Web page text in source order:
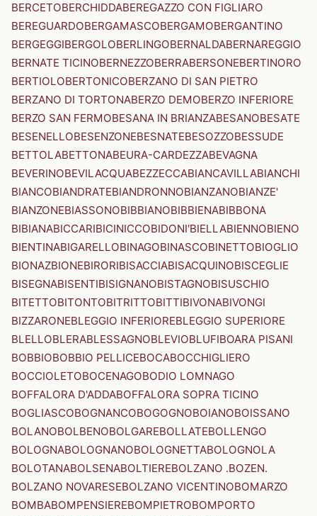
BERCETOBERCHIDDABEREGAZZO CON FIGLIARO
BEREGUARDOBERGAMASCOBERGAMOBERGANTINO
BERGEGGIBERGOLOBERLINGOBERNALDABERNAREGGIO
BERNATE TICINOBERNEZZOBERRABERSONEBERTINORO
BERTIOLOBERTONICOBERZANO DI SAN PIETRO
BERZANO DI TORTONABERZO DEMOBERZO INFERIORE
BERZO SAN FERMOBESANA IN BRIANZABESANOBESATE
BESENELLOBESENZONEBESNATEBESOZZOBESSUDE
BETTOLABETTONABEURA-CARDEZZABEVAGNA
BEVERINOBEVILACQUABEZZECCABIANCAVILLABIANCHI
BIANCOBIANDRATEBIANDRONNOBIANZANOBIANZE'
BIANZONEBIASSONOBIBBIANOBIBBIENABIBBONA
BIBIANABICCARIBICINICCOBIDONI'BIELLABIENNOBIENO
BIENTINABIGARELLOBINAGOBINASCOBINETTOBIOGLIO
BIONAZBIONEBIRORIBISACCIABISACQUINOBISCEGLIE
BISEGNABISENTIBISIGNANOBISTAGNOBISUSCHIO
BITETTOBITONTOBITRITTOBITTIBIVONABIVONGI
BIZZARONEBLEGGIO INFERIOREBLEGGIO SUPERIORE
BLELLOBLERABLESSAGNOBLEVIOBLUFIBOARA PISANI
BOBBIOBOBBIO PELLICEBOCABOCCHIGLIERO
BOCCIOLETOBOCENAGOBODIO LOMNAGO
BOFFALORA D'ADDABOFFALORA SOPRA TICINO
BOGLIASCOBOGNANCOBOGOGNOBOIANOBOISSANO
BOLANOBOLBENOBOLGAREBOLLATEBOLLENGO
BOLOGNABOLOGNANOBOLOGNETTABOLOGNOLA
BOLOTANABOLSENABOLTIEREBOLZANO .BOZEN.
BOLZANO NOVARESEBOLZANO VICENTINOBOMARZO
BOMBABOMPENSIEREBOMPIETROBOMPORTO